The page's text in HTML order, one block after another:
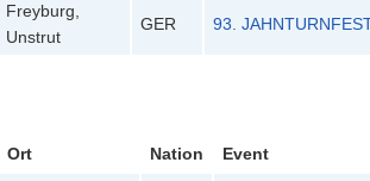
Freyburg,
Unstrut
GER 93.
Ort Nation
Event